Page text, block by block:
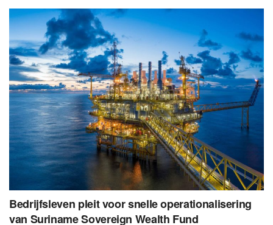
Bedrijfsleven pleit voor snelle operationalisering
van Suriname Sovereign Wealth Fund